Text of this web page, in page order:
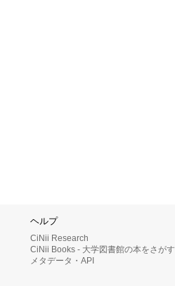
ヘルプ
CiNii Research
CiNii Books - 大学図書館の本をさがす
メタデータ・API